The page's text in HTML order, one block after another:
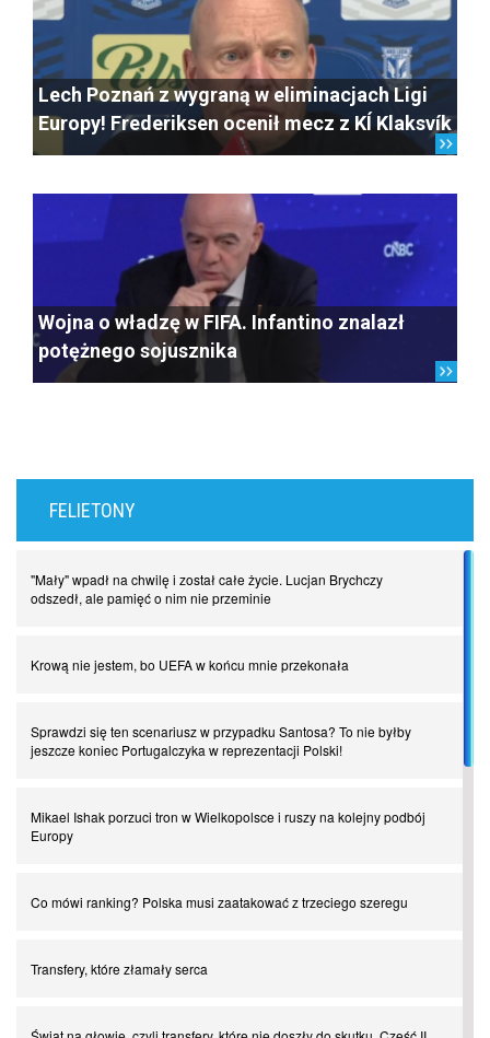
Lech Poznań z wygraną w eliminacjach Ligi
Europy! Frederiksen ocenił mecz z KÍ Klaksvík
Wojna o władzę w FIFA. Infantino znalazł
potężnego sojusznika
FELIETONY
"Mały" wpadł na chwilę i został całe życie. Lucjan Brychczy
odszedł, ale pamięć o nim nie przeminie
Krową nie jestem, bo UEFA w końcu mnie przekonała
Sprawdzi się ten scenariusz w przypadku Santosa? To nie byłby
jeszcze koniec Portugalczyka w reprezentacji Polski!
Mikael Ishak porzuci tron w Wielkopolsce i ruszy na kolejny podbój
Europy
Co mówi ranking? Polska musi zaatakować z trzeciego szeregu
Transfery, które złamały serca